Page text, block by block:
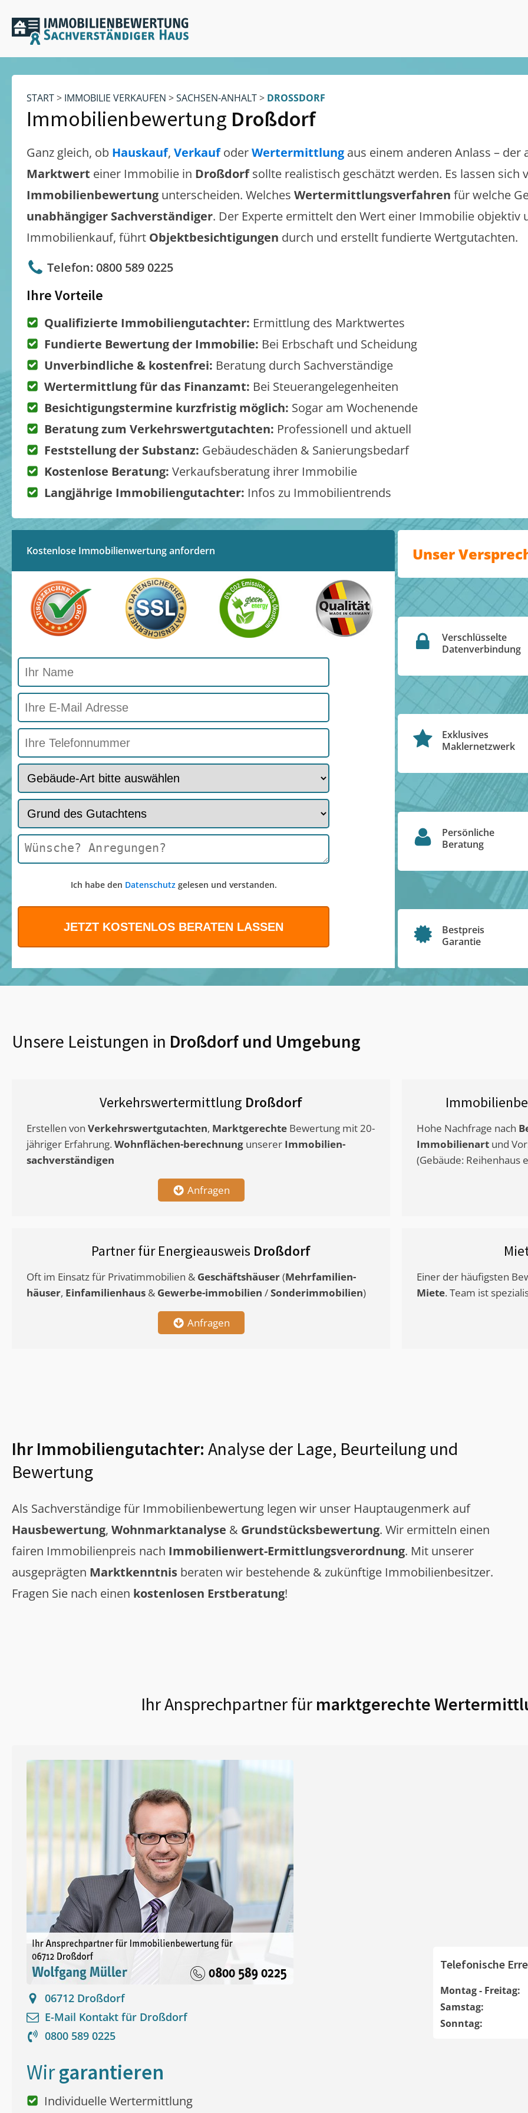
START> IMMOBILIE VERKAUFEN >SACHSEN-ANHALT> DROSSDORF
Immobilienbewertung Droßdorf
Ganz gleich, ob Hauskauf, VerkaufoderWertermittlung aus einem anderen Anlass – der
Marktwert einer Immobilie in Droßdorf sollte realistisch geschätzt werden. Es lassen sich
Immobilienbewertung unterscheiden. Welches Wertermittlungsverfahren für welche
unabhängiger Sachverständiger. Der Experte ermittelt den Wert einer Immobilie objektiv
Immobilienkauf, führt Objektbesichtigungen durch und erstellt fundierte Wertgutachten.
Telefon: 0800 589 0225
Ihre Vorteile
Qualifizierte Immobiliengutachter: Ermittlung des Marktwertes
Fundierte Bewertung der Immobilie: Bei Erbschaft und Scheidung
Unverbindliche & kostenfrei: Beratung durch Sachverständige
Wertermittlung für das Finanzamt: Bei Steuerangelegenheiten
Besichtigungstermine kurzfristig möglich: Sogar am Wochenende
Beratung zum Verkehrswertgutachten: Professionell und aktuell
Feststellung der Substanz: Gebäudeschäden & Sanierungsbedarf
Kostenlose Beratung: Verkaufsberatung ihrer Immobilie
Langjährige Immobiliengutachter: Infos zu Immobilientrends
Kostenlose Immobilienwertung anfordern
Ich habe den Datenschutzgelesen und verstanden.
Unser
Verschlüsselte
Datenverbindung
Exklusives
Maklernetzwerk
Persönliche
Beratung
Bestpreis
Garantie
Unsere Leistungen in Droßdorfund Umgebung
Verkehrswertermittlung Droßdorf
Erstellen von Verkehrswertgutachten, Marktgerechte Bewertung mit 20-
jähriger Erfahrung. Wohnflächen-berechnung unserer Immobilien-
sachverständigen
Anfragen
Hohe Nachfrage nach
Immobilienart und
(Gebäude: Reihenhaus
Partner für Energieausweis Droßdorf
Oft im Einsatz für Privatimmobilien & Geschäftshäuser(Mehrfamilien-
häuser, Einfamilienhaus & Gewerbe-immobilien /Sonderimmobilien)
Anfragen
Einer der häufigsten
Miete. Team ist
Ihr Immobiliengutachter: Analyse der Lage, Beurteilung und
Bewertung
Als Sachverständige für Immobilienbewertung legen wir unser Hauptaugenmerk auf
Hausbewertung, Wohnmarktanalyse & Grundstücksbewertung. Wir ermitteln einen
fairen Immobilienpreis nach Immobilienwert-Ermittlungsverordnung. Mit unserer
ausgeprägten Marktkenntnis beraten wir bestehende & zukünftige Immobilienbesitzer.
Fragen Sie nach einen kostenlosen Erstberatung!
Ihr Ansprechpartner fürmarktgerechte
06712 Droßdorf
E-Mail Kontakt für Droßdorf
0800 589 0225
Telefonische
Montag - Freitag:
Samstag:
Sonntag:
Wirgarantieren
Individuelle Wertermittlung